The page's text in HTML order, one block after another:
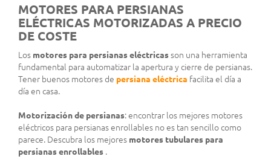
MOTORES PARA PERSIANAS
ELÉCTRICAS MOTORIZADAS A PRECIO
DE COSTE
Los motores para persianas eléctricasson una herramienta
fundamental para automatizar la apertura y cierre de persianas.
Tener buenos motores de persiana eléctrica facilita el día a
día en casa.
Motorización de persianas: encontrar los mejores motores
eléctricos para persianas enrollables no es tan sencillo como
parece. Descubra los mejores motores tubulares para
persianas enrollables .